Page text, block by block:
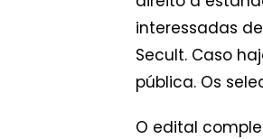
interessadas
Secult. Caso
pública. Os
O edital